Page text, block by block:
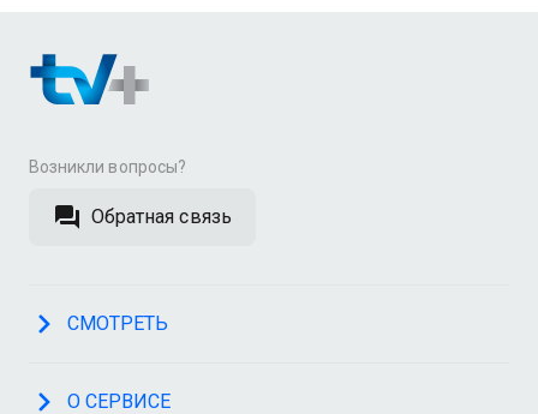
Возникли вопросы?
Обратная связь
СМОТРЕТЬ
О СЕРВИСЕ